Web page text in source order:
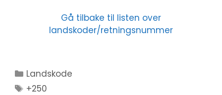
Gå tilbake til listen over
landskoder/retningsnummer
Kategorier
Landskode
Stikkord
+250